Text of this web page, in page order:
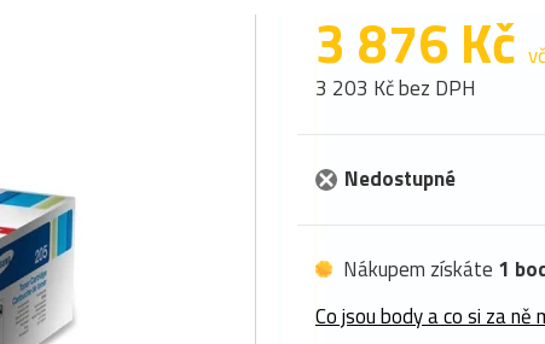
3 876 Kč
3 203 Kč bez DPH
Nedostupné
Nákupem získáte 1
Co jsou body a co si za ně